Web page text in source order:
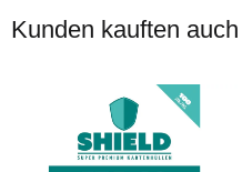
Kunden kauften auch